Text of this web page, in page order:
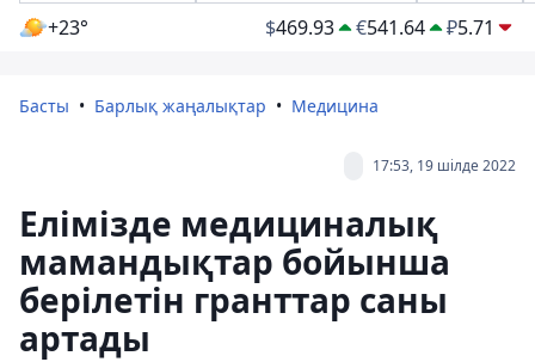
+23° $469.93 €541.64 ₽5.71
Басты Барлық жаңалықтар Медицина
17:53, 19 шілде 2022
Елімізде медициналық
мамандықтар бойынша
берілетін гранттар саны
артады